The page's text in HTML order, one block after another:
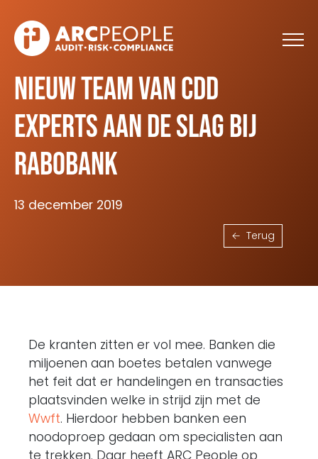
Nieuw team van CDD
experts aan de slag bij
Rabobank
13 december 2019
Terug
De kranten zitten er vol mee. Banken die
miljoenen aan boetes betalen vanwege
het feit dat er handelingen en transacties
plaatsvinden welke in strijd zijn met de
Wwft. Hierdoor hebben banken een
noodoproep gedaan om specialisten aan
te trekken. Daar heeft ARC People op